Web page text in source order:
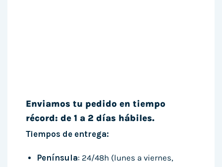
Enviamos tu pedido en tiempo
récord: de 1 a 2 días hábiles.
Tiempos de entrega:
Península: 24/48h (lunes a viernes,